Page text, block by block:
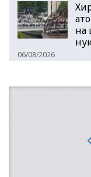
на
06/08/2026